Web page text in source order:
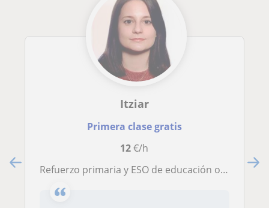
Itziar
Primera clase gratis
12€/h
Refuerzo primaria y ESO de educación ordinaria y alumnado con necesidades educativas especiales